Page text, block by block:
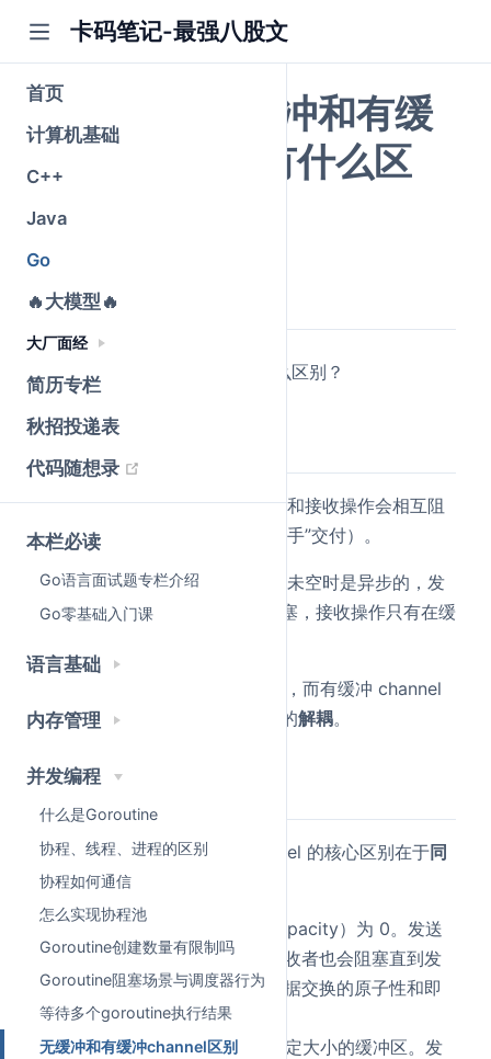
卡码笔记-最强八股文
首页
计算机基础
C++
Java
Go
🔥大模型🔥
大厂面经
简历专栏
秋招投递表
代码随想录
本栏必读
Go语言面试题专栏介绍
Go零基础入门课
语言基础
内存管理
并发编程
什么是Goroutine
协程、线程、进程的区别
协程如何通信
怎么实现协程池
Goroutine创建数量有限制吗
Goroutine阻塞场景与调度器行为
等待多个goroutine执行结果
无缓冲和有缓冲channel区别
Go语言中无缓冲和有缓
冲的channel有什么区
别？
2026-05-25
无缓冲和有缓冲的channel有什么区别？
简要回答
无缓冲 channel是同步的，发送和接收操作会相互阻
塞，直到双方都准备好（即“手递手”交付）。
有缓冲 channel在缓冲区未满或未空时是异步的，发
送操作只有在缓冲区满时才会阻塞，接收操作只有在缓
无缓冲 channel 保证了强同步性，而有缓冲 channel
实现了发送和接收操作在时间上的解耦。
详细回答
无缓冲 channel 和有缓冲 channel 的核心区别在于同
步性和内部存储结构
无缓冲 channel
：其容量（capacity）为 0。发送
者会阻塞直到接收者就绪，接收者也会阻塞直到发
送者就绪。这种机制确保了数据交换的原子性和即
时性。
有缓冲 channel：拥有一个固定大小的缓冲区。发